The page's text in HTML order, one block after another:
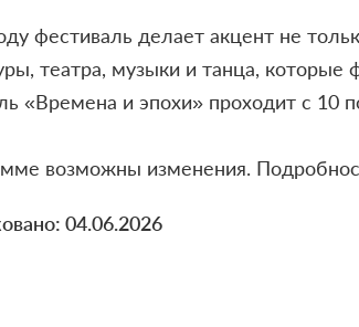
фестиваль делает акцент не
театра, музыки и танца,
«Времена и эпохи» проходит с 10
возможны изменения.
04.06.2026